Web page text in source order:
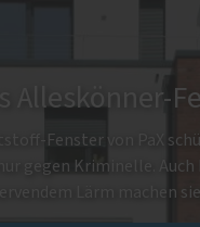
Alleskönner-
Fenster von PaX
gegen Kriminelle.
Lärm machen